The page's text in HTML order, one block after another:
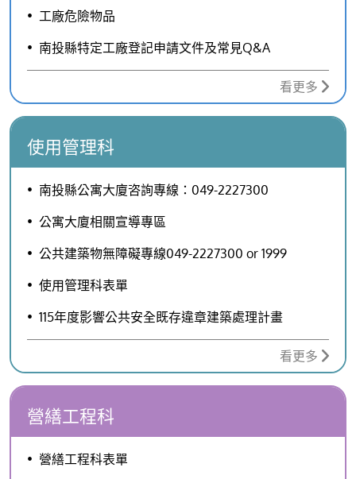
工廠危險物品
南投縣特定工廠登記申請文件及常見Q&A
看更多
使用管理科
南投縣公寓大廈咨詢專線：049-2227300
公寓大廈相關宣導專區
公共建築物無障礙專線049-2227300 or 1999
使用管理科表單
115年度影響公共安全既存違章建築處理計畫
看更多
營繕工程科
營繕工程科表單